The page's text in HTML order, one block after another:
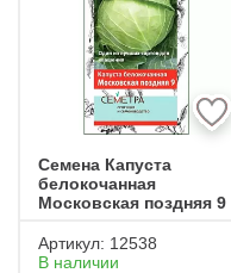
Семена Капуста
белокочанная
Московская поздняя 9
Артикул: 12538
В наличии